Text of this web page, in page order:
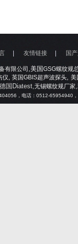
有限公司 ,美国GSG螺纹规
仪, 英国GBIS超声波探头, 美
国Diatest,无锡螺纹规厂家,
，电话：0512-65954940
友情链接 国